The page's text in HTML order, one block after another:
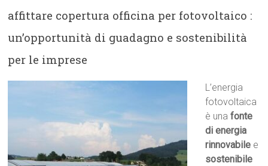
affittare copertura officina per fotovoltaico :
un’opportunità di guadagno e sostenibilità
per le imprese
L’energia
fotovoltaica
è unafonte
di energia
rinnovabile e
sostenibile